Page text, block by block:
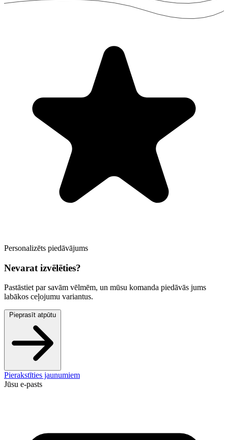
Personalizēts piedāvājums
Nevarat izvēlēties?
Pastāstiet par savām vēlmēm, un mūsu komanda piedāvās jums
labākos ceļojumu variantus.
Pieprasīt atpūtu
Pierakstīties jaunumiem
Jūsu e-pasts